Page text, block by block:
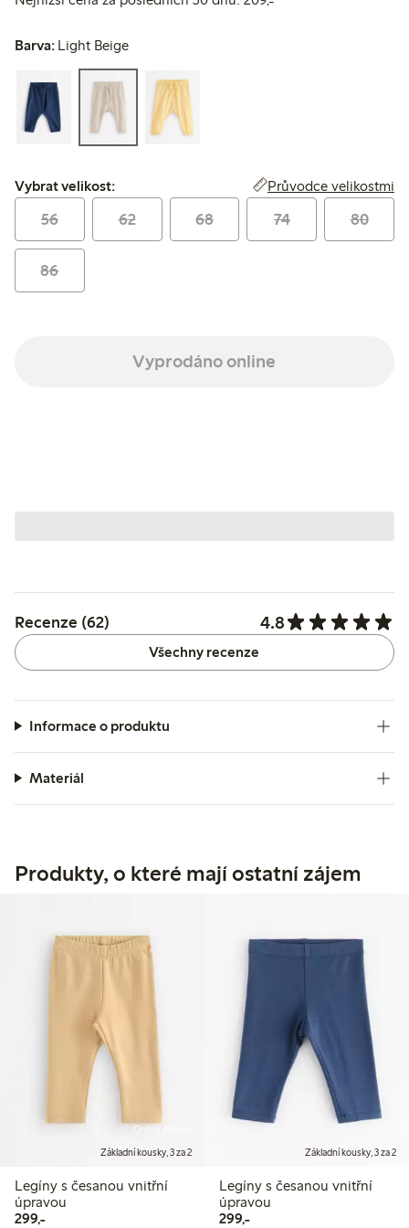
Barva: Light Beige
Vybrat velikost:
Vybrat velikost: Průvodce velikostmi
56 62 68 74 80
86
Vyprodáno online
Recenze (62) 4.8
Všechny recenze
Informace o produktu
Materiál
Produkty, o které mají ostatní zájem
Online edition
Základní kousky, 3 za 2
Legíny s česanou vnitřní
úpravou
299,-299,00 Kč
Základní kousky, 3 za 2
Legíny s česanou vnitřní
úpravou
299,-299,00 Kč